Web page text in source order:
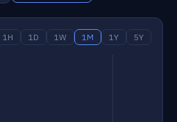
1H 1D 1W 1M 1Y 5Y